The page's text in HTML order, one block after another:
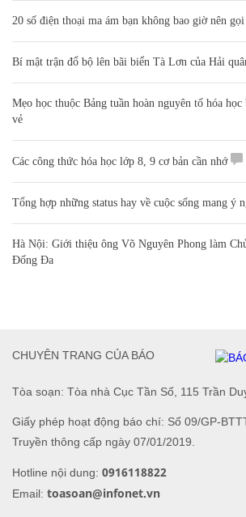
20 số điện thoại ma ám bạn không bao giờ nên gọi
Bí mật trận đổ bộ lên bãi biển Tà Lơn của Hải
Mẹo học thuộc Bảng tuần hoàn nguyên tố hóa
vẻ
Các công thức hóa học lớp 8, 9 cơ bản cần nhớ
Tổng hợp những status hay về cuộc sống mang ý
Hà Nội: Giới thiệu ông Võ Nguyên Phong làm
Đống Đa
Tòa soạn: Tòa nhà Cục Tần Số, 115 Trần
Giấy phép hoạt động báo chí: Số 09/GP-
Truyền thông cấp ngày 07/01/2019.
Hotline nội dung: 0916118822
Email: toasoan@infonet.vn
CHUYÊN TRANG CỦA BÁO